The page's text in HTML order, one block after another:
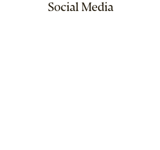
Social Media